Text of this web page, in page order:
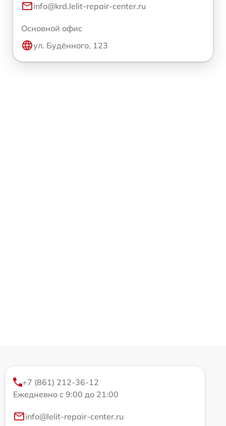
info@krd.lelit-repair-center.ru
Основной офис
ул. Будённого, 123
+7 (861) 212-36-12
Ежедневно с 9:00 до 21:00
info@lelit-repair-center.ru